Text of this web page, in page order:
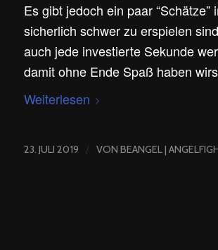
Es gibt jedoch ein paar “Schätze”
sicherlich schwer zu erspielen
auch jede investierte Sekunde
damit ohne Ende Spaß haben
Weiterlesen
23. JULI 2019 / VON BEANGEL |